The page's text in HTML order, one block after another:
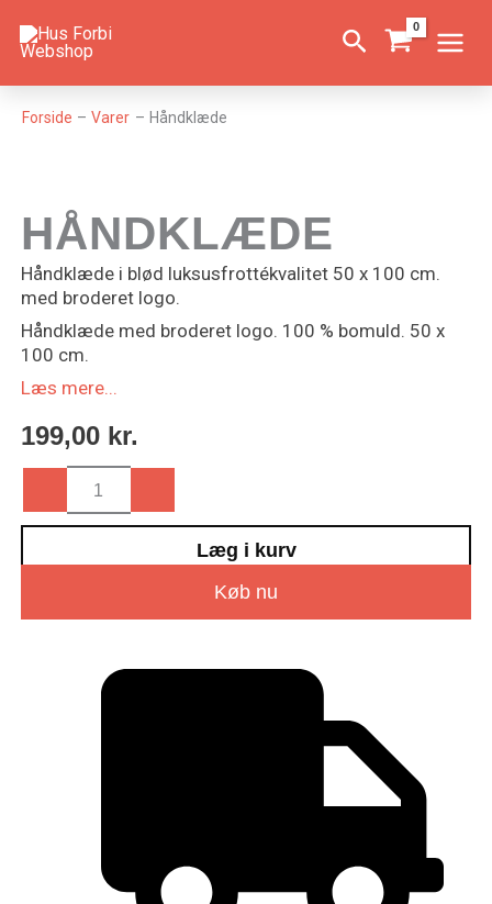
Søg
Forside Varer Håndklæde
HÅNDKLÆDE
Håndklæde i blød luksusfrottékvalitet 50 x 100 cm.
med broderet logo.
Håndklæde med broderet logo. 100 % bomuld. 50 x
100 cm.
Læs mere...
199,00 kr.
Håndklæde
antal
Læg i kurv
Køb nu